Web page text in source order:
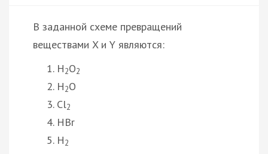
В заданной схеме превращений
веществами X и Y являются:
H2O2
H2O
Cl2
HBr
H2